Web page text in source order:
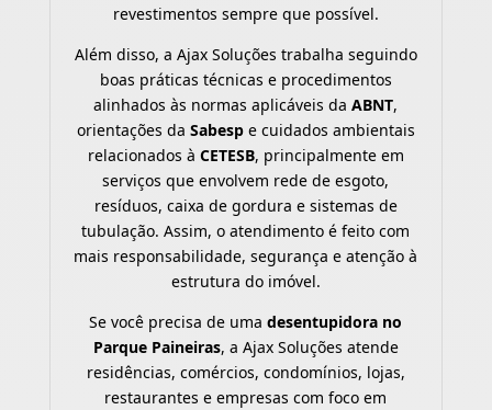
revestimentos sempre que possível.
Além disso, a Ajax Soluções trabalha seguindo
boas práticas técnicas e procedimentos
alinhados às normas aplicáveis daABNT,
orientações da Sabespe cuidados ambientais
relacionados à CETESB, principalmente em
serviços que envolvem rede de esgoto,
resíduos, caixa de gordura e sistemas de
tubulação. Assim, o atendimento é feito com
mais responsabilidade, segurança e atenção à
estrutura do imóvel.
Se você precisa de umadesentupidora no
Parque Paineiras, a Ajax Soluções atende
residências, comércios, condomínios, lojas,
restaurantes e empresas com foco em